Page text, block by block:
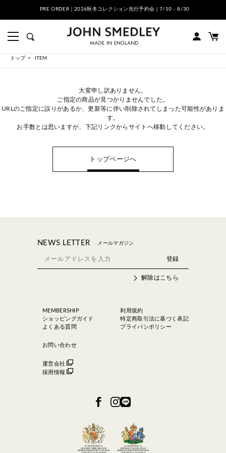
PRE ORDER｜2026秋冬コレクション先行予約会 | 7/10 - 8/30
トップ ITEM
大変申し訳ありません。
ご指定の商品が見つかりませんでした。
URLのご指定に誤りがあるか、更新等に伴い削除されてしまった可能性がありま
す。
お手数とは思いますが、下記リンクからサイトへ移動してください。
トップページへ
NEWS LETTER メールマガジン
解除はこちら
MEMBERSHIP
ショッピングガイド
よくある質問
お問い合わせ
運営会社
採用情報
利用規約
特定商取引法に基づく表記
プライバシポリシー